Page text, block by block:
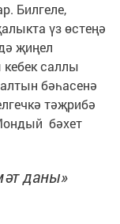
Билгеле,
үз өстеңә
җиңел
саллы
бәһасенә
тәҗрибә
бәхет
даны»